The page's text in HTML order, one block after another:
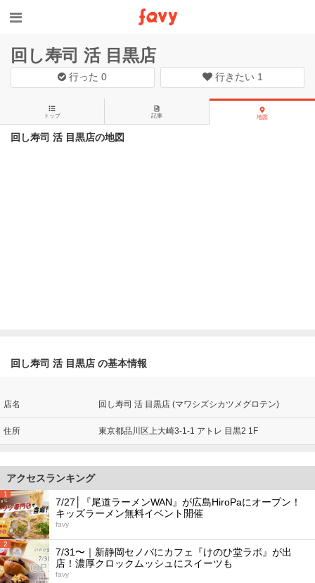
回し寿司 活 目黒店
行った0 行きたい 1
トップ 記事 地図
回し寿司 活 目黒店の地図
回し寿司 活 目黒店 の基本情報
店名 回し寿司 活 目黒店 (マワシズシカツメグロテン)
住所 東京都品川区上大崎3-1-1 アトレ 目黒2 1F
アクセスランキング
1
7/27│『尾道ラーメンWAN』が広島HiroPaにオープン！
キッズラーメン無料イベント開催
favy
2
7/31〜｜新静岡セノバにカフェ『けのひ堂ラボ』が出
店！濃厚クロックムッシュにスイーツも
favy